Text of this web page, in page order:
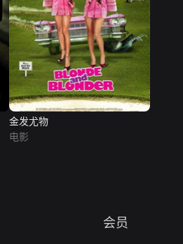
金发尤物
电影
会员